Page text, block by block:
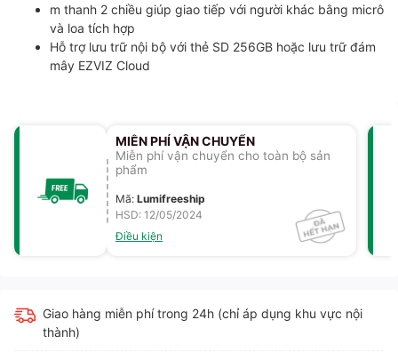
m thanh 2 chiều giúp giao tiếp với người khác bằng micrô
và loa tích hợp
Hỗ trợ lưu trữ nội bộ với thẻ SD 256GB hoặc lưu trữ đám
mây EZVIZ Cloud
MIỄN PHÍ VẬN CHUYỂN
Miễn phí vận chuyển cho toàn bộ sản
phẩm
Mã: Lumifreeship
HSD: 12/05/2024
Điều kiện
Giao hàng miễn phí trong 24h (chỉ áp dụng khu vực nội
thành)